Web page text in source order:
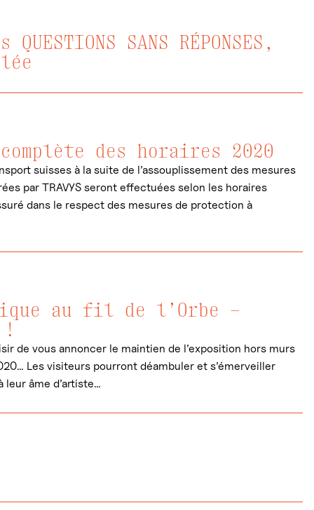
SANS RÉPONSES,
des horaires 2020
suisses à la suite de l’assouplissement des mesures
par TRAVYS seront effectuées selon les horaires
dans le respect des mesures de protection à
au fil de l’Orbe –
!
de vous annoncer le maintien de l’exposition hors murs
Les visiteurs pourront déambuler et s’émerveiller
âme d’artiste…